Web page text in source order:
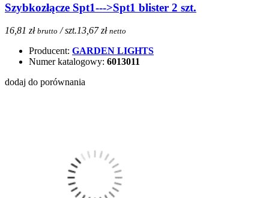
Szybkozłącze Spt1--->Spt1 blister 2 szt.
16,81 zł brutto / szt.13,67 zł netto
Producent: GARDEN LIGHTS
Numer katalogowy: 6013011
dodaj do porównania